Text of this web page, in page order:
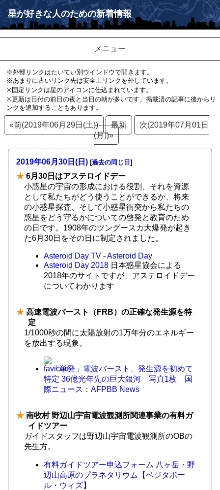
星が好きな人のための新着情報
メニュー
※外部リンクはたいてい別ウインドウで開きます。
※あまりに古いリンク先は安全上リンクを外しています。
※固定リンクは星のアイコンに仕込まれています。
※更新は日付の前日の夜と当日の朝が多いです。掲載済の記事に後からリ
ンクを追加することもあります。
«前(2019年06月29日(土)) 最新
次(2019年07月01日
(月))»
2019年06月30日(日) [過去の同じ日 ]
★ 6月30日はアステロイドデー
小惑星の宇宙の形成における役割、それを資源
として私たちがどう使うことができるか、将来
の小惑星探査、そして小惑星衝突から私たちの
惑星をどう守るかについての啓発と教育のため
の日です。1908年のツングースカ大爆発が起き
た6月30日をその日に制定されました。
Asteroid Day TV - Asteroid Day
Asteroid Day 2018 日本惑星協会による
2018年のサイトですが、アステロイドデー
についてわかります
★ 高速電波バースト（FRB）の正確な発生源を特
定
1/1000秒の間に太陽放射の1万年分のエネルギー
を放出する現象。
「単発」電波バースト、発生源を初めて
特定 36億光年先の巨大銀河 写真1枚 国
際ニュース：AFPBB News
★ 南牧村 野辺山宇宙電波観測所関連事業の有料ガ
イドツアー
ガイドスタッフは野辺山宇宙電波観測所のOBの
先生方。
有料ガイドツアー申込フォーム 八ヶ岳・野
辺山高原のプラネタリウム【ベジタボー
ル・ウィズ】